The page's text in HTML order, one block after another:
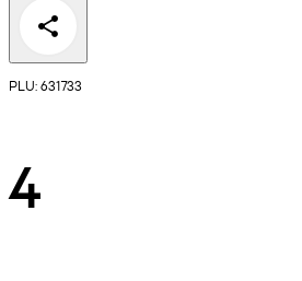
PLU: 631733
4